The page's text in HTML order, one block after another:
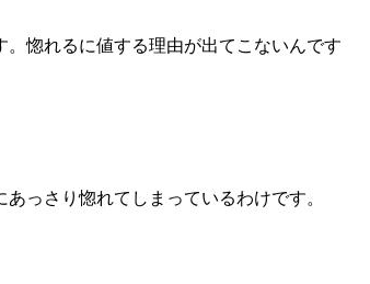
惚れるに値する理由が出てこないんです
っさり惚れてしまっているわけです。